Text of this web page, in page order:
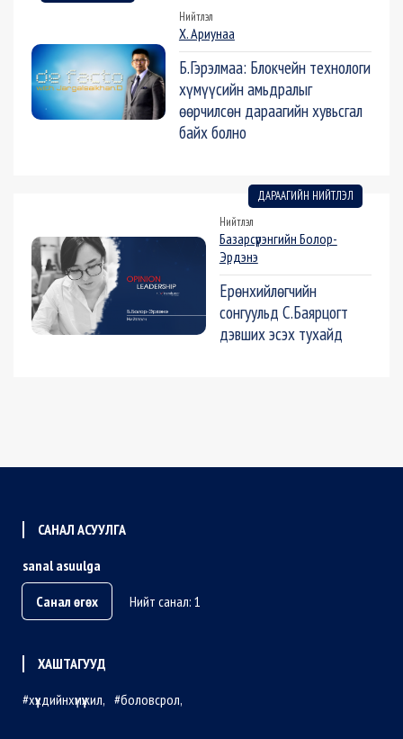
Нийтлэл
Х. Ариунаа
Б.Гэрэлмаа: Блокчейн технологи
хүмүүсийн амьдралыг
өөрчилсөн дараагийн хувьсгал
байх болно
ДАРААГИЙН НИЙТЛЭЛ
Нийтлэл
Базарсүрэнгийн Болор-
Эрдэнэ
Ерөнхийлөгчийн
сонгуульд С.Баярцогт
дэвших эсэх тухайд
САНАЛ АСУУЛГА
sanal asuulga
Санал өгөх
Нийт санал: 1
ХАШТАГУУД
хүүхдийнхүмүүжил
боловсрол